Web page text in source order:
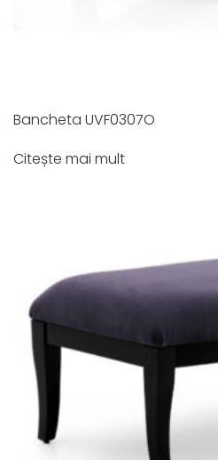
Bancheta UVF0307O
Citește mai mult